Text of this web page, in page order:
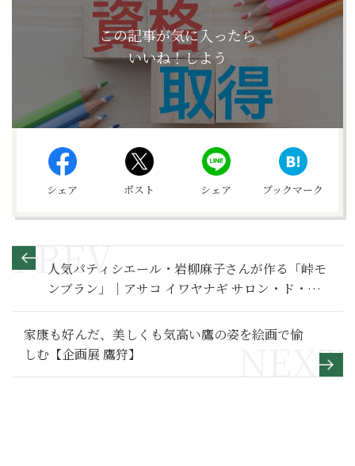
この記事が気に入ったら
いいね！しよう
シェア ポスト シェア ブックマーク
人気パティシエール・岩柳麻子さんが作る「峠モ
ンブラン」｜アサコ イワヤナギ サロン・ド・テ
（東京・等々力）【モンブラン喫茶】
家康も好んだ、美しくも気高い鷹の姿を絵画で愉
しむ【企画展 鷹狩】